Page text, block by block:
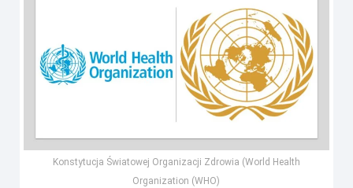
Konstytucja Światowej Organizacji Zdrowia (World Health
Organization (WHO)